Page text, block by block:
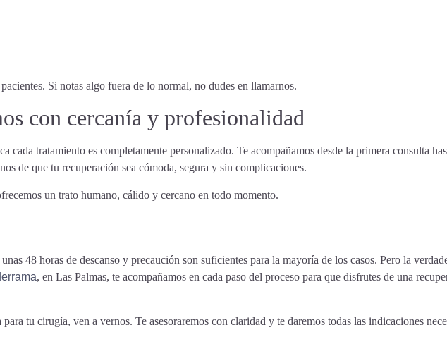
Si notas algo fuera de lo normal, no dudes en llamarnos.
con cercanía y profesionalidad
cada tratamiento es completamente personalizado. Te acompañamos desde la primera consulta
de que tu recuperación sea cómoda, segura y sin complicaciones.
un trato humano, cálido y cercano en todo momento.
48 horas de descanso y precaución son suficientes para la mayoría de los casos. Pero la
, en Las Palmas, te acompañamos en cada paso del proceso para que disfrutes de una
tu cirugía, ven a vernos. Te asesoraremos con claridad y te daremos todas las indicaciones